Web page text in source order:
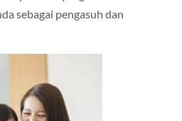
sebagai pengasuh dan